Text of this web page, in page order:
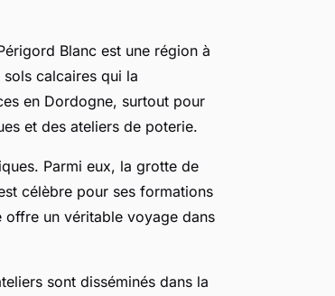
Blanc est une région à
calcaires qui la
en Dordogne, surtout pour
et des ateliers de poterie.
Parmi eux, la grotte de
célèbre pour ses formations
offre un véritable voyage dans
sont disséminés dans la